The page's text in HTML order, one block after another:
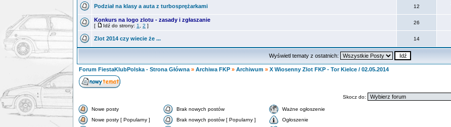
Podział na klasy a auta z turbosprężarkami 12
Konkurs na logo zlotu - zasady i zgłaszanie
[ Idź do strony: 1 2 ]
26
Zlot 2014 czy wiecie że ... 14
Wyświetl tematy z ostatnich:
Forum FiestaKlubPolska - Strona Główna » Archiwa FKP » Archiwum » X Wiosenny Zlot FKP - Tor Kielce / 02.05.2014
Skocz do:
Nowe posty Brak nowych postów
Ważne ogłoszenie
Nowe posty [ Popularny ]
Brak nowych postów [ Popularny ]
Ogłoszenie